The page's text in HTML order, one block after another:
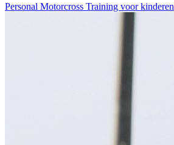
Personal Motorcross Training voor kinderen